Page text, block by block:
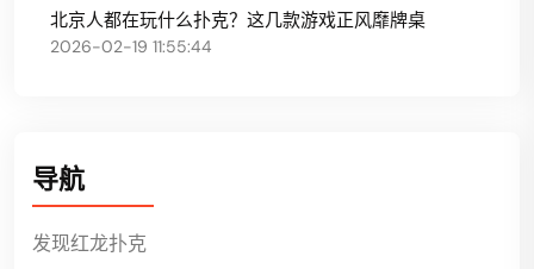
北京人都在玩什么扑克？这几款游戏正风靡牌桌
2026-02-19 11:55:44
导航
发现红龙扑克